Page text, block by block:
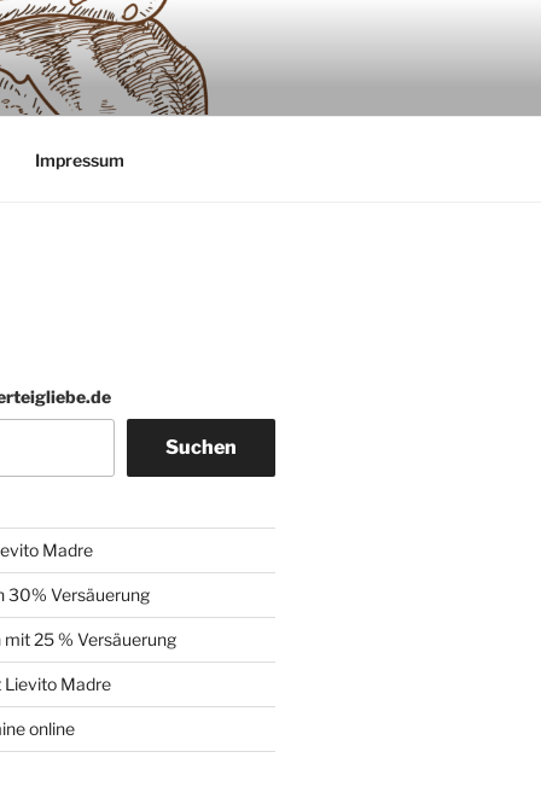
Impressum
Suchen
Madre
30% Versäuerung
25 % Versäuerung
Lievito Madre
online